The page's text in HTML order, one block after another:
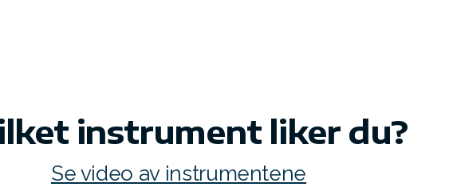
instrument liker du?
Se video av instrumentene